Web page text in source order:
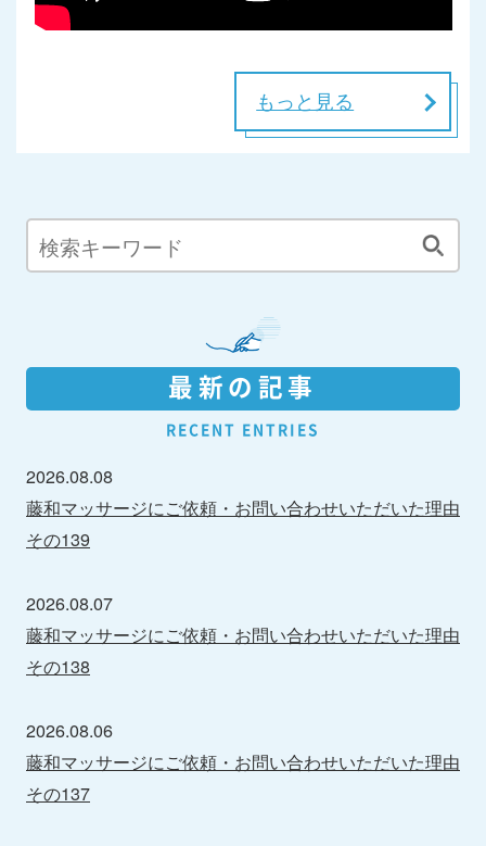
もっと見る
最新の記事
RECENT ENTRIES
2026.08.08
藤和マッサージにご依頼・お問い合わせいただいた理由
その139
2026.08.07
藤和マッサージにご依頼・お問い合わせいただいた理由
その138
2026.08.06
藤和マッサージにご依頼・お問い合わせいただいた理由
その137